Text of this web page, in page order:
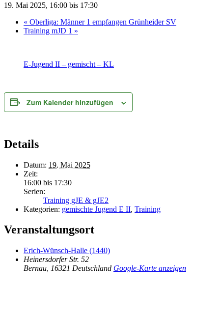
19. Mai 2025, 16:00 bis 17:30
« Oberliga: Männer 1 empfangen Grünheider SV
Training mJD 1 »
E-Jugend II – gemischt – KL
Zum Kalender hinzufügen
Details
Datum: 19. Mai 2025
Zeit:
16:00 bis 17:30
Serien:
Training gJE & gJE2
Kategorien: gemischte Jugend E II, Training
Veranstaltungsort
Erich-Wünsch-Halle (1440)
Heinersdorfer Str. 52
Bernau 16321 Deutschland Google-Karte anzeigen